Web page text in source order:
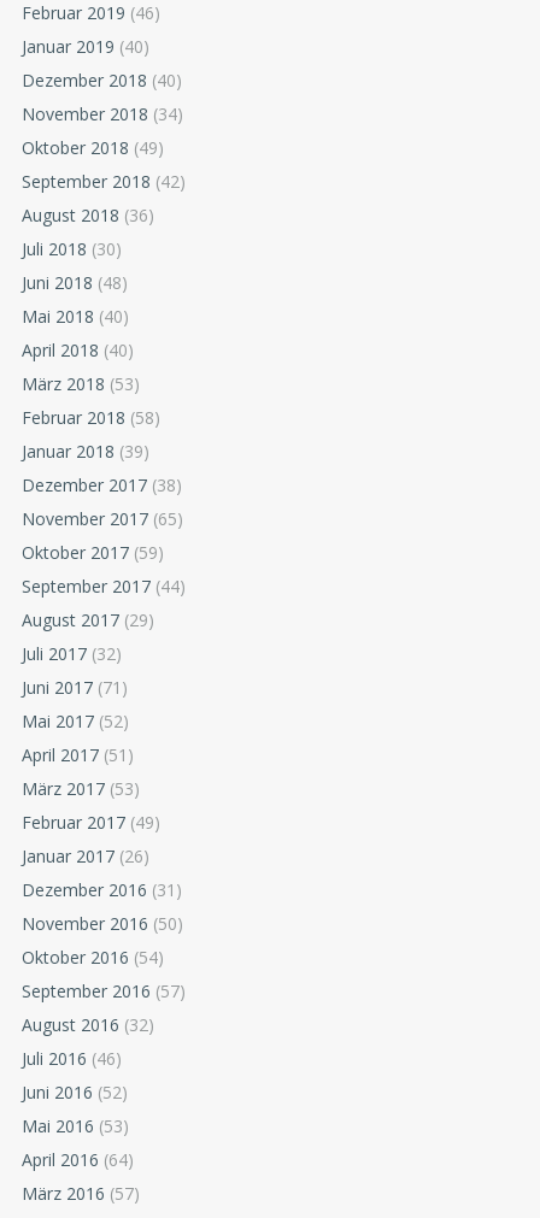
Februar 2019 (46)
Januar 2019 (40)
Dezember 2018 (40)
November 2018 (34)
Oktober 2018 (49)
September 2018 (42)
August 2018 (36)
Juli 2018 (30)
Juni 2018 (48)
Mai 2018 (40)
April 2018 (40)
März 2018 (53)
Februar 2018 (58)
Januar 2018 (39)
Dezember 2017 (38)
November 2017 (65)
Oktober 2017 (59)
September 2017 (44)
August 2017 (29)
Juli 2017 (32)
Juni 2017 (71)
Mai 2017 (52)
April 2017 (51)
März 2017 (53)
Februar 2017 (49)
Januar 2017 (26)
Dezember 2016 (31)
November 2016 (50)
Oktober 2016 (54)
September 2016 (57)
August 2016 (32)
Juli 2016 (46)
Juni 2016 (52)
Mai 2016 (53)
April 2016 (64)
März 2016 (57)